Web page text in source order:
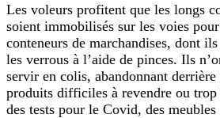
Les voleurs profitent que les longs
soient immobilisés sur les voies
conteneurs de marchandises, dont
les verrous à l’aide de pinces. Ils
servir en colis, abandonnant
produits difficiles à revendre ou trop
des tests pour le Covid, des